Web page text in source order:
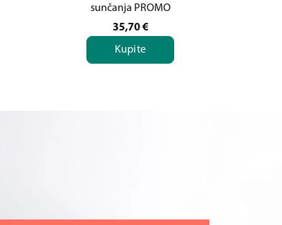
sunčanja PROMO
35,70 €
Kupite